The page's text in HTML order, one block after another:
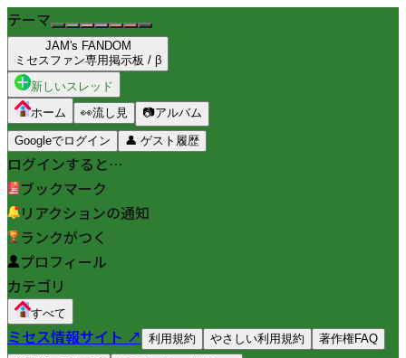
テーマ
JAM's FANDOM
ミセスファン専用掲示板 / β
新しいスレッド
ホーム
👀流し見 📷アルバム
Googleでログイン 👤 ゲスト履歴
ログインすると…
ブックマーク
リアクションの通知
ランクがつく
プロフィール
カテゴリ
すべて
ミセス情報サイト ↗ 利用規約 やさしい利用規約
著作権FAQ